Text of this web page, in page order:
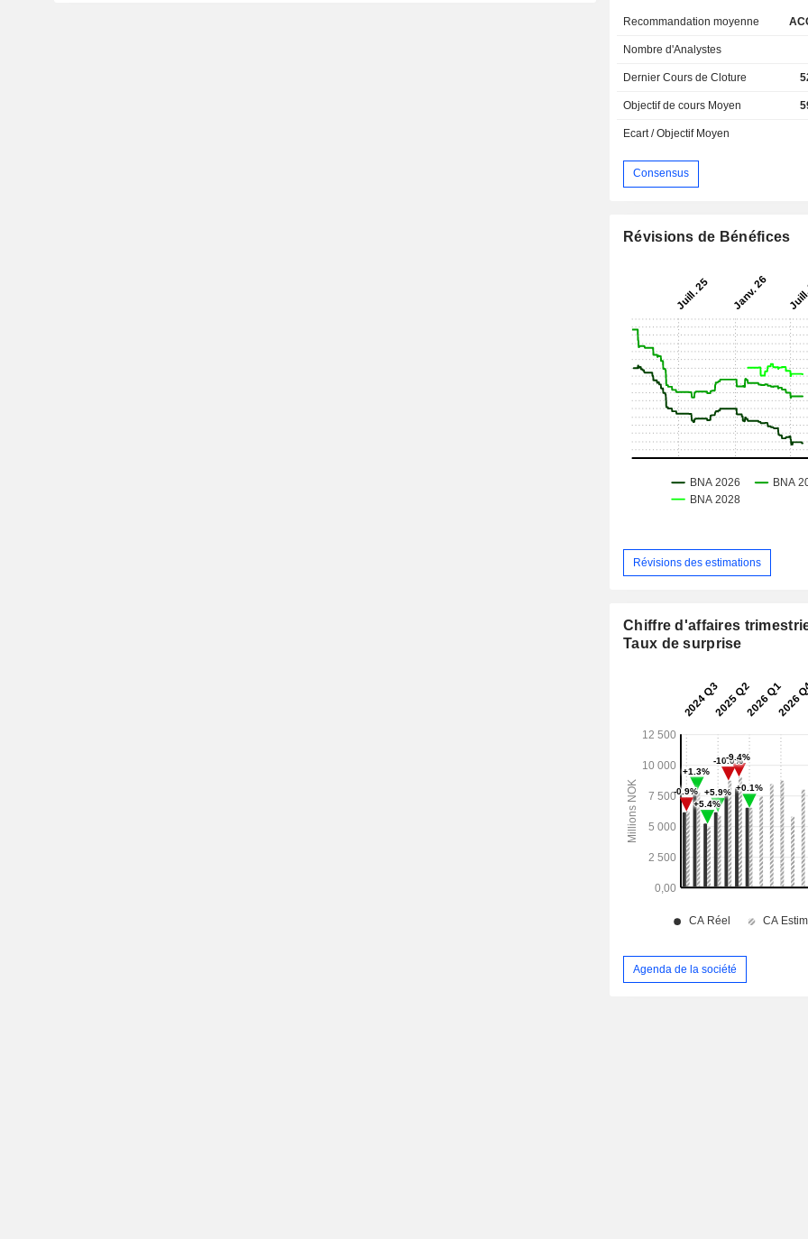
Recommandation moyenne
Nombre d'Analystes
Dernier Cours de Cloture
Objectif de cours Moyen
Ecart / Objectif Moyen
Consensus
Révisions de Bénéfices
Révisions des estimations
Chiffre d'affaires
Taux de surprise
Agenda de la société